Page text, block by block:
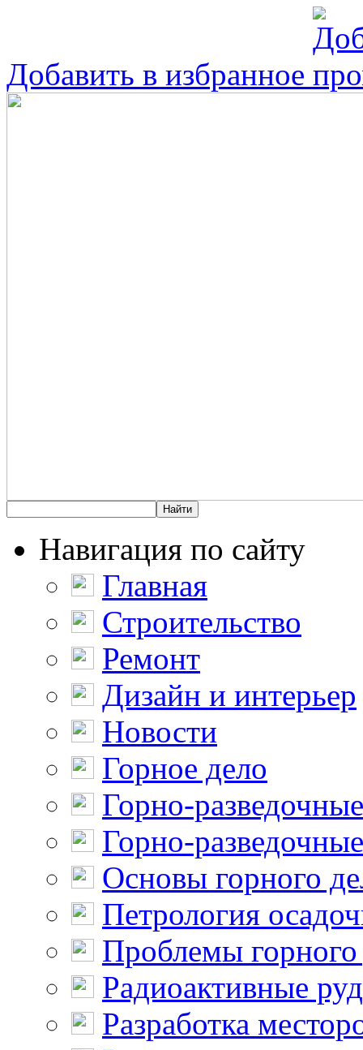
Добавить в избранное
Навигация по сайту
Главная
Строительство
Ремонт
Дизайн и интерьер
Новости
Горное дело
Горно-
Горно-
Основы горного
Петрология
Проблемы горного
Радиоактивные
Разработка